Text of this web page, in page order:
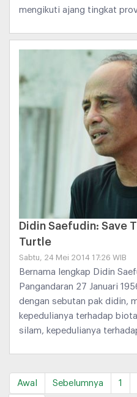
mengikuti ajang tingkat
Didin Saefudin: Save
Turtle
Sabtu, 24 Mei 2014 17:26 WIB
Bernama lengkap Didin
Pangandaran 27 Januari
dengan sebutan pak didin,
kepedulianya terhadap
silam, kepedulianya
Awal Sebelumnya 1